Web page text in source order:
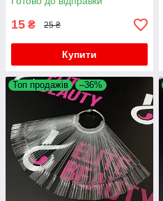
15 ₴ 25 ₴
Купити
Топ продажів –36%